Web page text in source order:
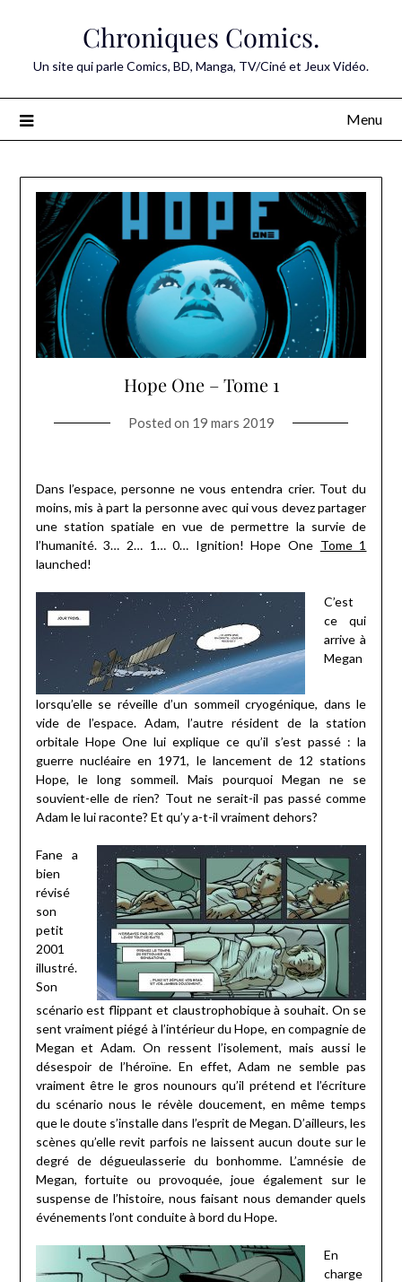
Chroniques Comics.
Un site qui parle Comics, BD, Manga, TV/Ciné et Jeux Vidéo.
Menu
Hope One – Tome 1
Posted on 19 mars 2019
Dans l’espace, personne ne vous entendra crier. Tout du
moins, mis à part la personne avec qui vous devez partager
une station spatiale en vue de permettre la survie de
l’humanité. 3… 2… 1… 0… Ignition! Hope One Tome 1
launched!
C’est
ce qui
arrive à
Megan
lorsqu’elle se réveille d’un sommeil cryogénique, dans le
vide de l’espace. Adam, l’autre résident de la station
orbitale Hope One lui explique ce qu’il s’est passé : la
guerre nucléaire en 1971, le lancement de 12 stations
Hope, le long sommeil. Mais pourquoi Megan ne se
souvient-elle de rien? Tout ne serait-il pas passé comme
Adam le lui raconte? Et qu’y a-t-il vraiment dehors?
Fane a
bien
révisé
son
petit
2001
illustré.
Son
scénario est flippant et claustrophobique à souhait. On se
sent vraiment piégé à l’intérieur du Hope, en compagnie de
Megan et Adam. On ressent l’isolement, mais aussi le
désespoir de l’héroïne. En effet, Adam ne semble pas
vraiment être le gros nounours qu’il prétend et l’écriture
du scénario nous le révèle doucement, en même temps
que le doute s’installe dans l’esprit de Megan. D’ailleurs, les
scènes qu’elle revit parfois ne laissent aucun doute sur le
degré de dégueulasserie du bonhomme. L’amnésie de
Megan, fortuite ou provoquée, joue également sur le
suspense de l’histoire, nous faisant nous demander quels
événements l’ont conduite à bord du Hope.
En
charge